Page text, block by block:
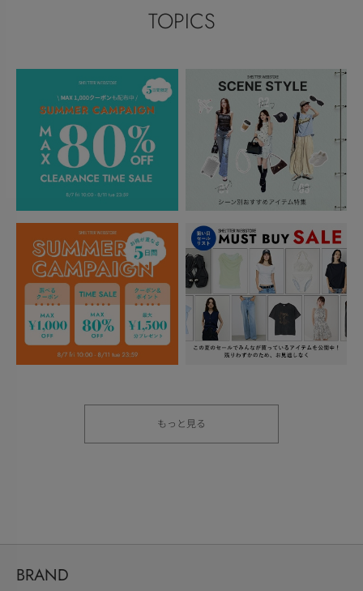
TOPICS
もっと見る
BRAND